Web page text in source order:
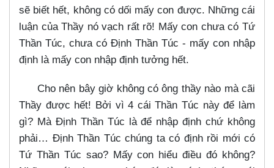
sẽ biết hết, không có dối mấy con được. Những cái
luận của Thầy nó vạch rất rõ! Mấy con chưa có Tứ
Thần Túc, chưa có Định Thần Túc - mấy con nhập
định là mấy con nhập định tưởng hết.
Cho nên bây giờ không có ông thầy nào mà cãi
Thầy được hết! Bởi vì 4 cái Thần Túc này để làm
gì? Mà Định Thần Túc là để nhập định chứ không
phải…​ Định Thần Túc chúng ta có định rồi mới có
Tứ Thần Túc sao? Mấy con hiểu điều đó không?